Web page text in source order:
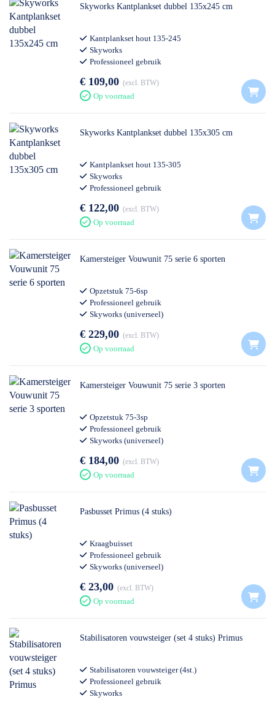
Skyworks Kantplankset dubbel 135x245 cm
Kantplankset hout 135-245
Skyworks
Professioneel gebruik
€ 109,00 excl. BTW
Op voorraad
Skyworks Kantplankset dubbel 135x305 cm
Kantplankset hout 135-305
Skyworks
Professioneel gebruik
€ 122,00 excl. BTW
Op voorraad
Kamersteiger Vouwunit 75 serie 6 sporten
Opzetstuk 75-6sp
Professioneel gebruik
Skyworks (universeel)
€ 229,00 excl. BTW
Op voorraad
Kamersteiger Vouwunit 75 serie 3 sporten
Opzetstuk 75-3sp
Professioneel gebruik
Skyworks (universeel)
€ 184,00 excl. BTW
Op voorraad
Pasbusset Primus (4 stuks)
Kraagbuisset
Professioneel gebruik
Skyworks (universeel)
€ 23,00 excl. BTW
Op voorraad
Stabilisatoren vouwsteiger (set 4 stuks) Primus
Stabilisatoren vouwsteiger (4st.)
Professioneel gebruik
Skyworks